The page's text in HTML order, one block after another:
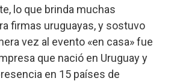
lo que brinda muchas
firmas uruguayas, y sostuvo
vez al evento «en casa» fue
que nació en Uruguay y
en 15 países de